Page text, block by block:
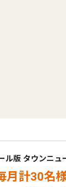
ル版 タウンニュ
月計30名